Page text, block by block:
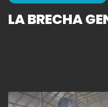
LA BRECHA